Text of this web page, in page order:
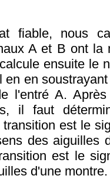
fiable, nous
A et B ont la
ensuite le
en en
l'entré A.
il faut
est le
des aiguilles
est le
d'une montre.